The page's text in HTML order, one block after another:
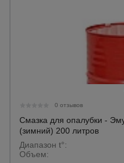
0 отзывов
Смазка для опалубки -
(зимний) 200 литров
Диапазон t°:
Объем: